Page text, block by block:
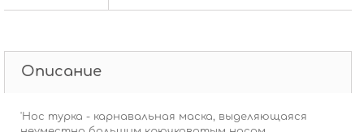
Описание
'Нос турка - карнавальная маска, выделяющаяся